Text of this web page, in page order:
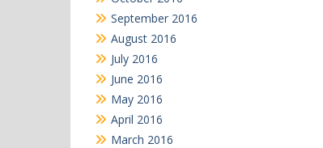
September 2016
August 2016
July 2016
June 2016
May 2016
April 2016
March 2016